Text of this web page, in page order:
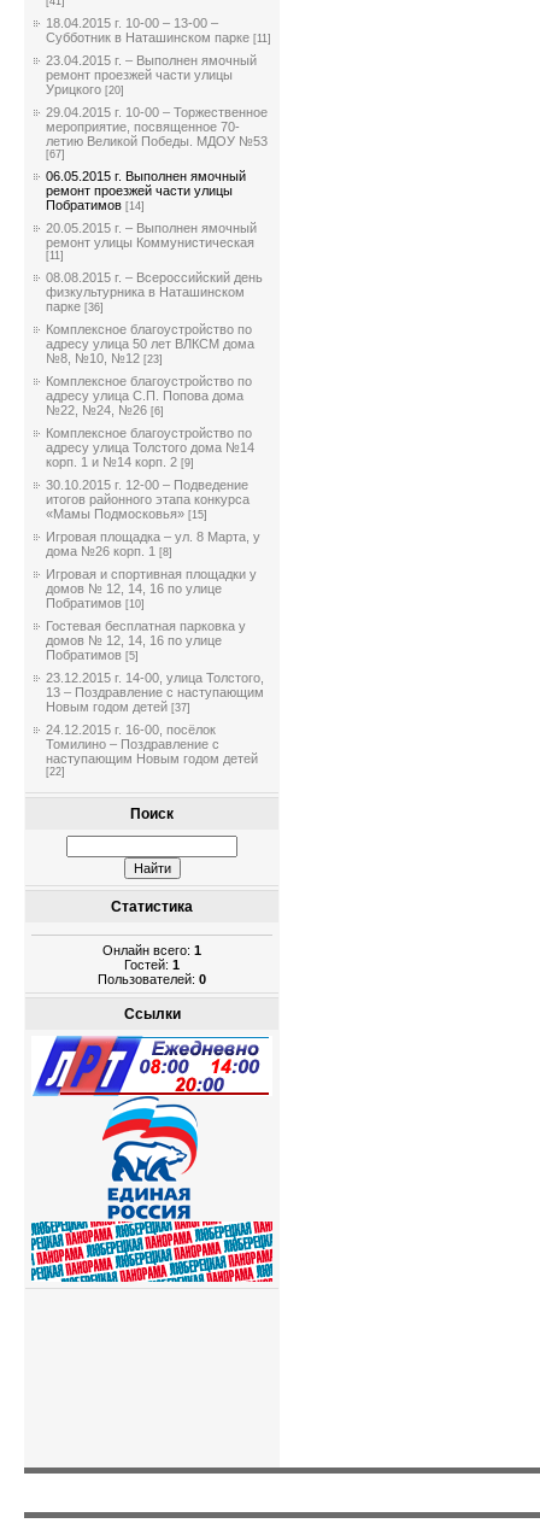
18.04.2015 г. 10-00 – 13-00 –
Субботник в Наташинском парке [11]
23.04.2015 г. – Выполнен ямочный
ремонт проезжей части улицы
Урицкого [20]
29.04.2015 г. 10-00 – Торжественное
мероприятие, посвященное 70-
летию Великой Победы. МДОУ №53
[67]
06.05.2015 г. Выполнен ямочный
ремонт проезжей части улицы
Побратимов [14]
20.05.2015 г. – Выполнен ямочный
ремонт улицы Коммунистическая
[11]
08.08.2015 г. – Всероссийский день
физкультурника в Наташинском
парке [36]
Комплексное благоустройство по
адресу улица 50 лет ВЛКСМ дома
№8, №10, №12 [23]
Комплексное благоустройство по
адресу улица С.П. Попова дома
№22, №24, №26 [6]
Комплексное благоустройство по
адресу улица Толстого дома №14
корп. 1 и №14 корп. 2 [9]
30.10.2015 г. 12-00 – Подведение
итогов районного этапа конкурса
«Мамы Подмосковья» [15]
Игровая площадка – ул. 8 Марта, у
дома №26 корп. 1 [8]
Игровая и спортивная площадки у
домов № 12, 14, 16 по улице
Побратимов [10]
Гостевая бесплатная парковка у
домов № 12, 14, 16 по улице
Побратимов [5]
23.12.2015 г. 14-00, улица Толстого,
13 – Поздравление с наступающим
Новым годом детей [37]
24.12.2015 г. 16-00, посёлок
Томилино – Поздравление с
наступающим Новым годом детей
[22]
Поиск
Статистика
Онлайн всего: 1
Гостей: 1
Пользователей: 0
Ссылки